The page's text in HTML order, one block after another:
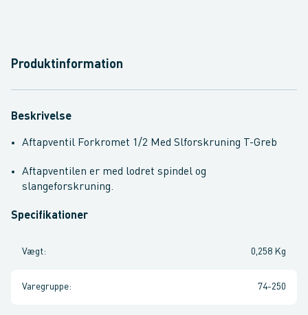
Produktinformation
Beskrivelse
Aftapventil Forkromet 1/2 Med Slforskruning T-Greb
Aftapventilen er med lodret spindel og
slangeforskruning.
Specifikationer
Vægt: 0,258 Kg
Varegruppe: 74-250